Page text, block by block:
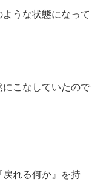
うな状態になって
こなしていたので
戻れる何か』を持